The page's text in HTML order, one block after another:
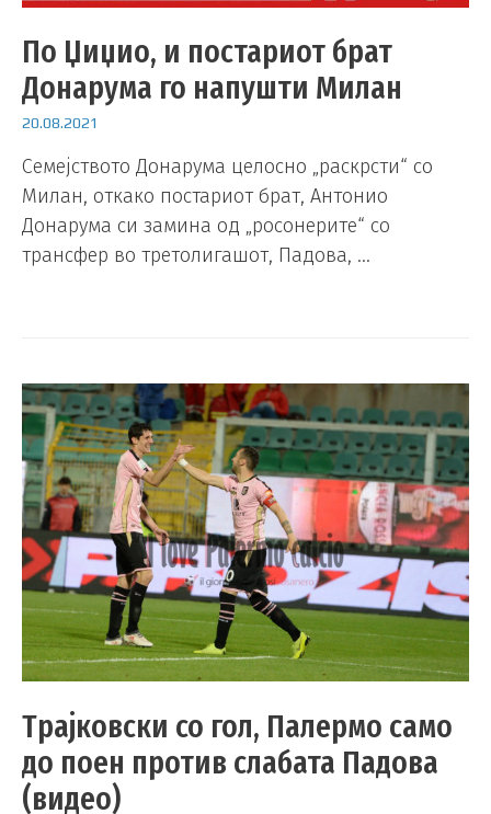
По Џиџио, и постариот брат
Донарума го напушти Милан
20.08.2021
Семејството Донарума целосно „раскрсти“ со
Милан, откако постариот брат, Антонио
Донарума си замина од „росонерите“ со
трансфер во третолигашот, Падова, …
Трајковски со гол, Палермо само
до поен против слабата Падова
(видео)